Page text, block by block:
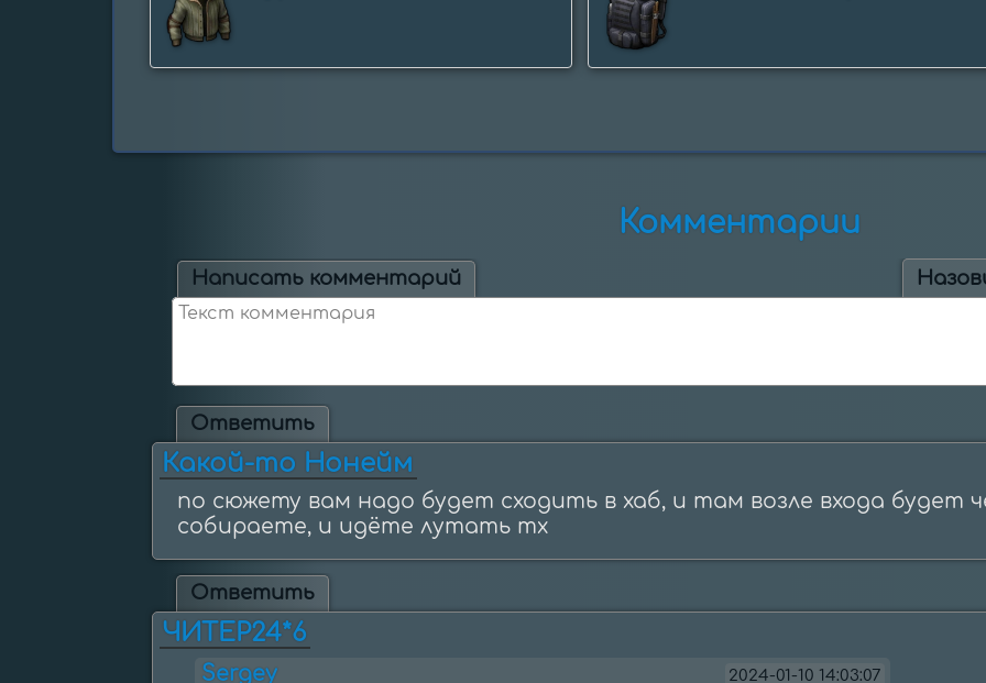
Комментарии
Написать комментарий
Ответить
Какой-то Нонейм
по сюжету вам надо будет сходить в хаб, и там возле входа будет
Ответить
ЧИТЕР24*6
Sergey 2024-01-10 14:03:07